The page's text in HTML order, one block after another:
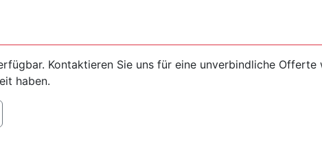
Kontaktieren Sie uns für eine unverbindliche Offerte
haben.